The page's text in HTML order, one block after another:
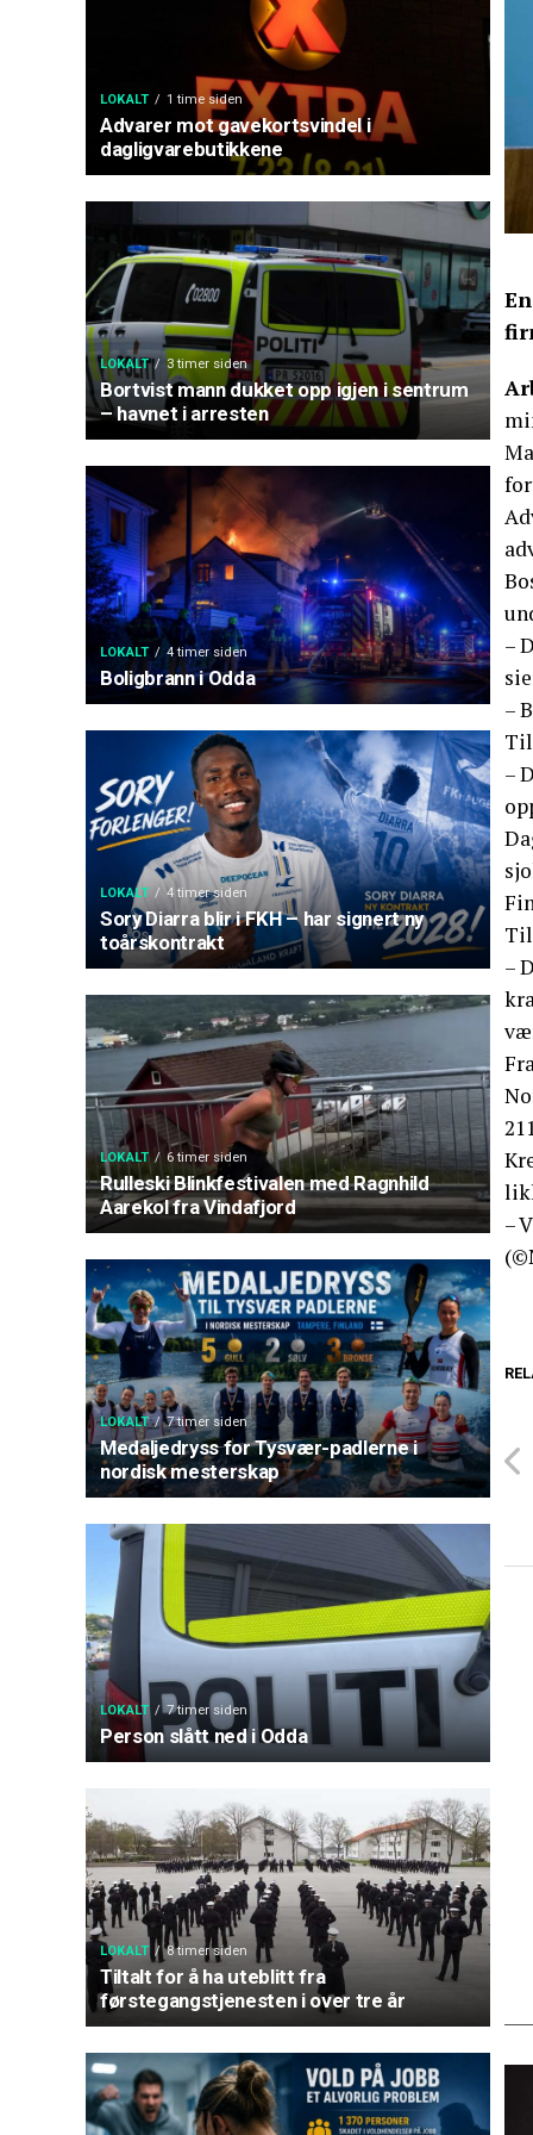
LOKALT 1 time siden
Advarer mot gavekortsvindel i
dagligvarebutikkene
LOKALT 3 timer siden
Bortvist mann dukket opp igjen i sentrum
– havnet i arresten
LOKALT 4 timer siden
Boligbrann i Odda
LOKALT 4 timer siden
Sory Diarra blir i FKH – har signert ny
toårskontrakt
LOKALT 6 timer siden
Rulleski Blinkfestivalen med Ragnhild
Aarekol fra Vindafjord
LOKALT 7 timer siden
Medaljedryss for Tysvær-padlerne i
nordisk mesterskap
LOKALT 7 timer siden
Person slått ned i Odda
LOKALT 8 timer siden
Tiltalt for å ha uteblitt fra
førstegangstjenesten i over tre år
–
–
–
–
–